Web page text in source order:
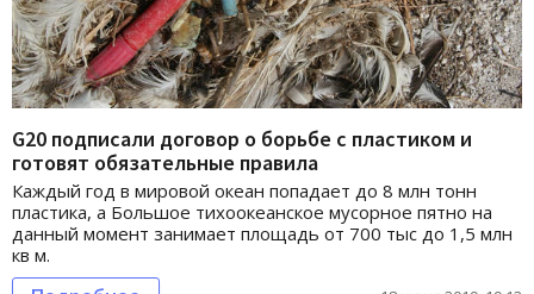
G20 подписали договор о борьбе с пластиком и
готовят обязательные правила
Каждый год в мировой океан попадает до 8 млн тонн
пластика, а Большое тихоокеанское мусорное пятно на
данный момент занимает площадь от 700 тыс до 1,5 млн
кв м.